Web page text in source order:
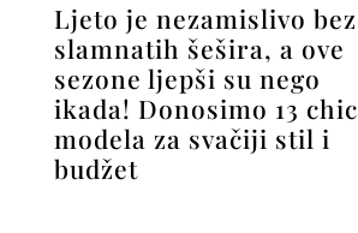
Ljeto je nezamislivo bez
slamnatih šešira, a ove
sezone ljepši su nego
ikada! Donosimo 13 chic
modela za svačiji stil i
budžet